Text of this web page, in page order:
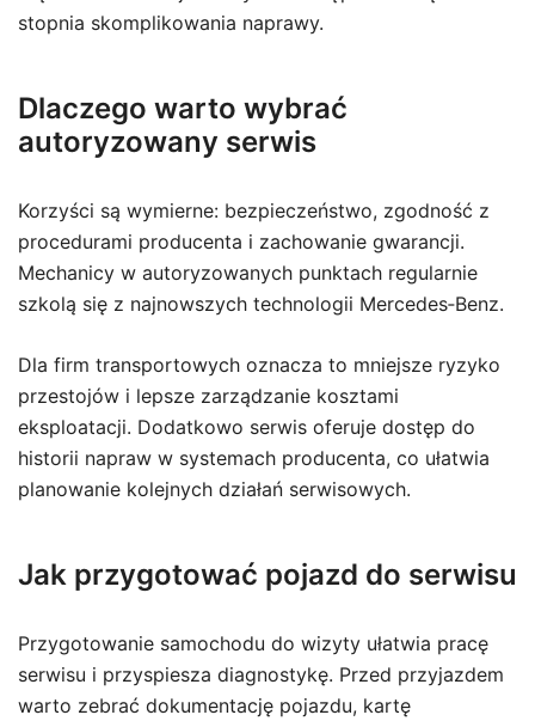
stopnia skomplikowania naprawy.
Dlaczego warto wybrać
autoryzowany serwis
Korzyści są wymierne: bezpieczeństwo, zgodność z
procedurami producenta i zachowanie gwarancji.
Mechanicy w autoryzowanych punktach regularnie
szkolą się z najnowszych technologii Mercedes‑Benz.
Dla firm transportowych oznacza to mniejsze ryzyko
przestojów i lepsze zarządzanie kosztami
eksploatacji. Dodatkowo serwis oferuje dostęp do
historii napraw w systemach producenta, co ułatwia
planowanie kolejnych działań serwisowych.
Jak przygotować pojazd do serwisu
Przygotowanie samochodu do wizyty ułatwia pracę
serwisu i przyspiesza diagnostykę. Przed przyjazdem
warto zebrać dokumentację pojazdu, kartę